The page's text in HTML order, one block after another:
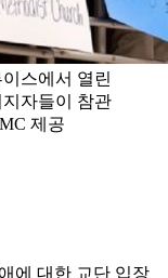
스에서 열린
자들이 참관
제공
에 대한 교단 입장